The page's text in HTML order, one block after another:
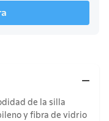
de la silla
y fibra de vidrio